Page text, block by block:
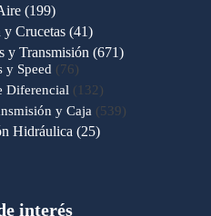
199199
productos
y Crucetas 4141
productos
y Transmisión 671671
y Speed 7676
productos
Diferencial 132 132
productos
y Caja 539539
Hidráulica 2525
723
interés